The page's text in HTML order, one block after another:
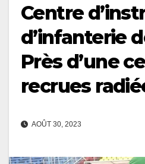
Centre
d’infanterie
Près d’une
recrues
AOÛT 30, 2023